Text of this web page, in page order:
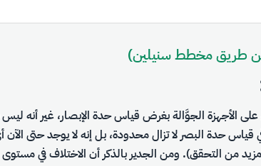
طريق مخطط سنيلين)
الأجهزة الجوَّالة بغرض قياس حدة الإبصار، غير أنه
قياس حدة البصر لا تزال محدودة، بل إنه لا يوجد حتى
مزيد من التحقق). ومن الجدير بالذكر أن الاختلاف في